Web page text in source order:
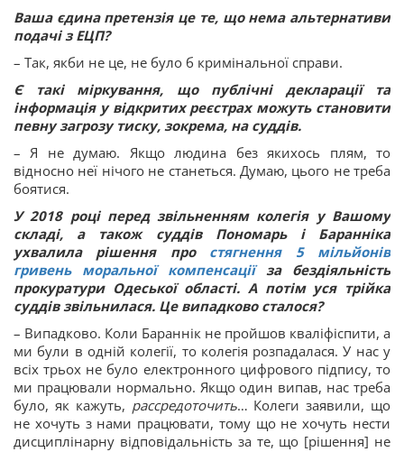
Ваша єдина претензія це те, що нема альтернативи
подачі з ЕЦП?
– Так, якби не це, не було б кримінальної справи.
Є такі міркування, що публічні декларації та
інформація у відкритих реєстрах можуть становити
певну загрозу тиску, зокрема, на суддів.
– Я не думаю. Якщо людина без якихось плям, то
відносно неї нічого не станеться. Думаю, цього не треба
боятися.
У 2018 році перед звільненням колегія у Вашому
складі, а також суддів Пономарь і Баранніка
ухвалила рішення про стягнення 5 мільйонів
гривень моральної компенсації за бездіяльність
прокуратури Одеської області. А потім уся трійка
суддів звільнилася. Це випадково сталося?
– Випадково. Коли Бараннік не пройшов кваліфіспити, а
ми були в одній колегії, то колегія розпадалася. У нас у
всіх трьох не було електронного цифрового підпису, то
ми працювали нормально. Якщо один випав, нас треба
було, як кажуть, рассредоточить… Колеги заявили, що
не хочуть з нами працювати, тому що не хочуть нести
дисциплінарну відповідальність за те, що [рішення] не